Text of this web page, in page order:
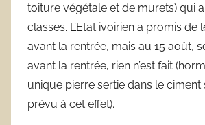
toiture végétale et de murets) qui
classes. L’Etat ivoirien a promis de
avant la rentrée, mais au 15 août,
avant la rentrée, rien n’est fait
unique pierre sertie dans le
prévu à cet effet).